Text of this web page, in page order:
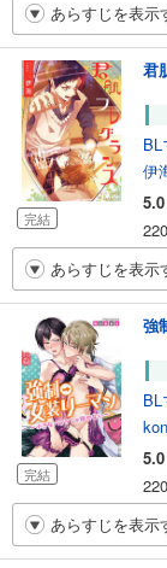
あらすじを表示
完結
君
BL
伊
5.0
あらすじを表示
完結
強
BL
5.0
あらすじを表示